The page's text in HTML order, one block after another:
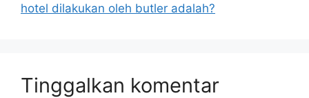
hotel dilakukan oleh butler adalah?
Tinggalkan komentar